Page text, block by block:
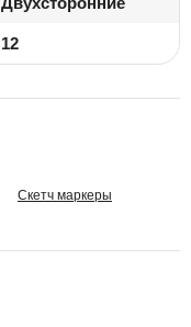
12
Скетч маркеры